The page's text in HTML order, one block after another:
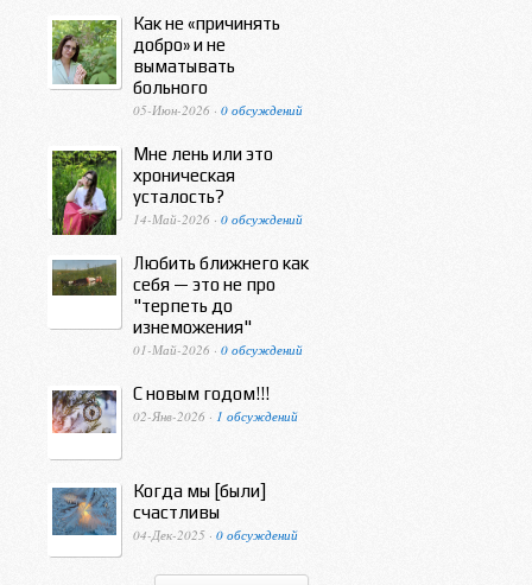
Как не «причинять
добро» и не
выматывать
больного
05-Июн-2026 · 0 обсуждений
Мне лень или это
хроническая
усталость?
14-Май-2026 · 0 обсуждений
Любить ближнего как
себя — это не про
"терпеть до
изнеможения"
01-Май-2026 · 0 обсуждений
С новым годом!!!
02-Янв-2026 · 1 обсуждений
Когда мы [были]
счастливы
04-Дек-2025 · 0 обсуждений